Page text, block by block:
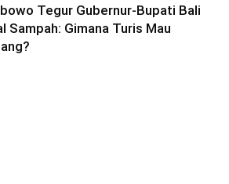
Tegur Gubernur-Bupati Bali
Sampah: Gimana Turis Mau